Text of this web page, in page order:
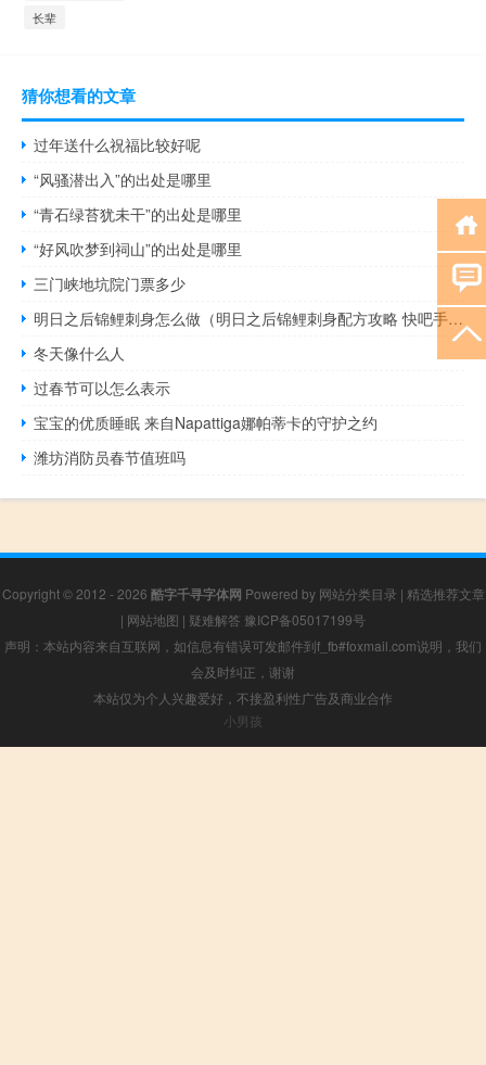
长辈
猜你想看的文章
过年送什么祝福比较好呢
“风骚潜出入”的出处是哪里
“青石绿苔犹未干”的出处是哪里
“好风吹梦到祠山”的出处是哪里
三门峡地坑院门票多少
明日之后锦鲤刺身怎么做（明日之后锦鲤刺身配方攻略 快吧手游）
冬天像什么人
过春节可以怎么表示
宝宝的优质睡眠 来自Napattiga娜帕蒂卡的守护之约
潍坊消防员春节值班吗
Copyright © 2012 - 2026 酷字千寻字体网 Powered by 网站分类目录 | 精选推荐文章
| 网站地图 | 疑难解答 豫ICP备05017199号
声明：本站内容来自互联网，如信息有错误可发邮件到f_fb#foxmail.com说明，我们
会及时纠正，谢谢
本站仅为个人兴趣爱好，不接盈利性广告及商业合作
小男孩